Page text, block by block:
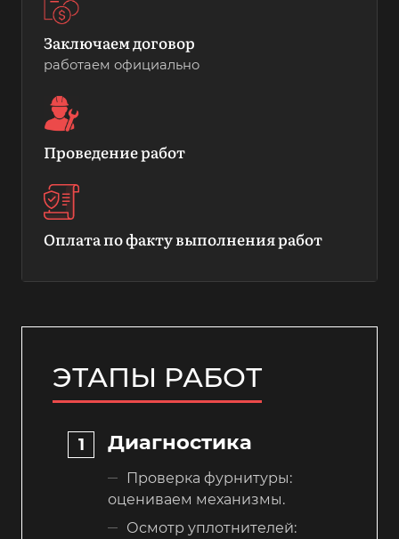
Заключаем договор
работаем официально
Проведение работ
Оплата по факту выполнения работ
ЭТАПЫ РАБОТ
Диагностика
Проверка фурнитуры:
оцениваем механизмы.
Осмотр уплотнителей: